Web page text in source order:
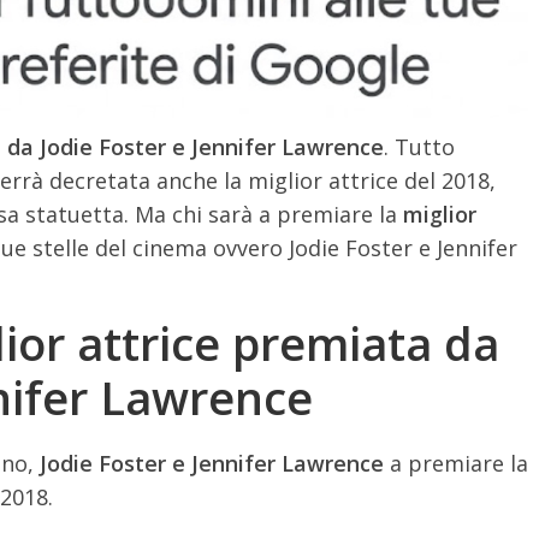
Jodie Foster e Jennifer Lawrence. Tutto
decretata anche la miglior attrice del 2018,
statuetta. Ma chi sarà a premiare la miglior
stelle del cinema ovvero Jodie Foster e Jennifer
attrice premiata da
Lawrence
Jodie Foster e Jennifer Lawrence a premiare la